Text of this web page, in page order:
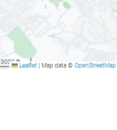
3000 ftLeaflet Map data © OpenStreetMap